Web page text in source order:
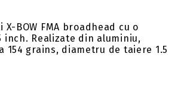
X-BOW FMA broadhead cu o
inch. Realizate din aluminiu,
154 grains, diametru de taiere 1.5